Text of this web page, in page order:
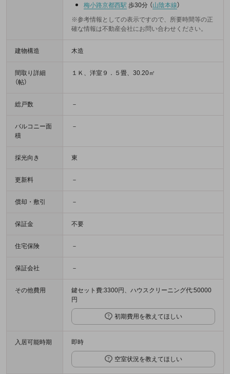
梅小路京都西駅 歩30分 （山陰本線）
※参考情報としての表示ですので、所要時間等の正
確な情報は不動産会社にお問い合わせください。
建物構造 木造
間取り詳細
（帖）
１Ｋ、洋室９．５畳、30.20㎡
総戸数 －
バルコニー面
積
－
採光向き 東
更新料 －
償却・敷引 －
保証金 不要
住宅保険 －
保証会社 －
その他費用
鍵セット費:3300円、ハウスクリーニング代:50000
円
初期費用を教えてほしい
入居可能時期 即時
空室状況を教えてほしい